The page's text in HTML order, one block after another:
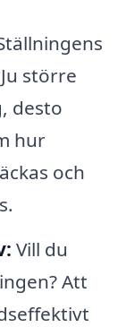
större
desto
hur
och
Vill du
Att